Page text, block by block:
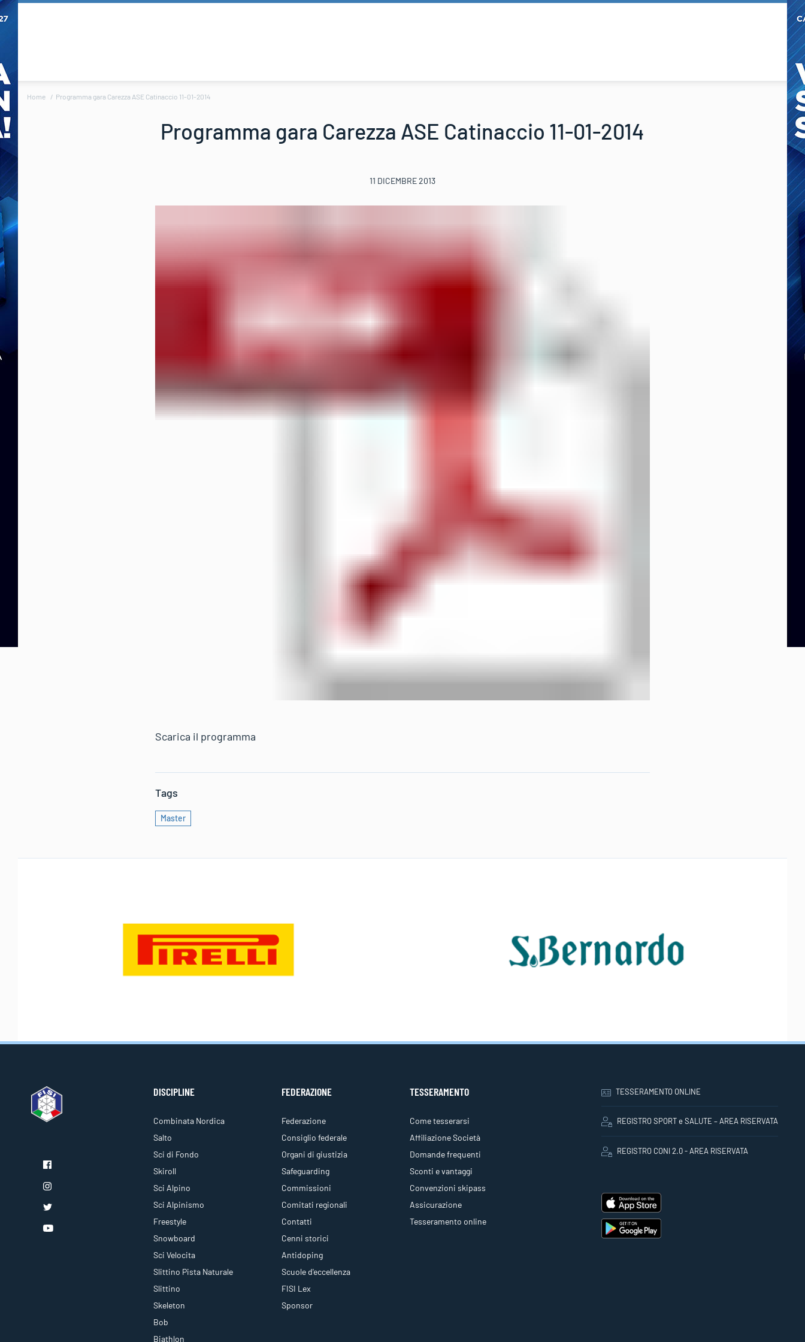
Home Programma gara Carezza ASE Catinaccio 11-01-2014
Programma gara Carezza ASE Catinaccio 11-01-2014
11 DICEMBRE 2013
Scarica il programma
Tags
Master
DISCIPLINE
Combinata Nordica
Salto
Sci di Fondo
Skiroll
Sci Alpino
Sci Alpinismo
Freestyle
Snowboard
Sci Velocita
Slittino Pista Naturale
Slittino
Skeleton
Bob
Biathlon
FEDERAZIONE
Federazione
Consiglio federale
Organi di giustizia
Safeguarding
Commissioni
Comitati regionali
Contatti
Cenni storici
Antidoping
Scuole d'eccellenza
FISI Lex
Sponsor
TESSERAMENTO
Come tesserarsi
Affiliazione Società
Domande frequenti
Sconti e vantaggi
Convenzioni skipass
Assicurazione
Tesseramento online
TESSERAMENTO ONLINE
REGISTRO SPORT e SALUTE – AREA RISERVATA
REGISTRO CONI 2.0 - AREA RISERVATA